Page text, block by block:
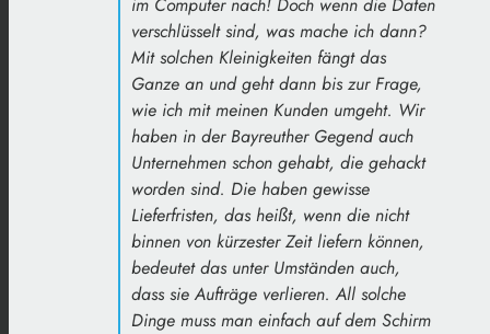
verschlüsseltsind, was mache ich dann?
Mitsolchen Kleinigkeiten fängtdas
Ganze an undgeht dann bis zur Frage,
wie ich mitmeinen Kunden umgeht. Wir
haben in derBayreutherGegendauch
Unternehmen schon gehabt, die gehackt
worden sind. Die haben gewisse
Lieferfristen, das heißt, wenn die nicht
binnen von kürzesterZeitliefern können,
bedeutetdas unterUmständen auch,
dass sieAufträge verlieren. All solche
Dinge muss man einfach aufdem Schirm